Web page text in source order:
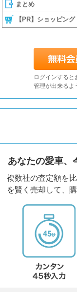
まとめ
【PR】ショッピング
ログインする
管理が出来るよ
あなたの愛車、
複数社の査定額を
を賢く売却して、